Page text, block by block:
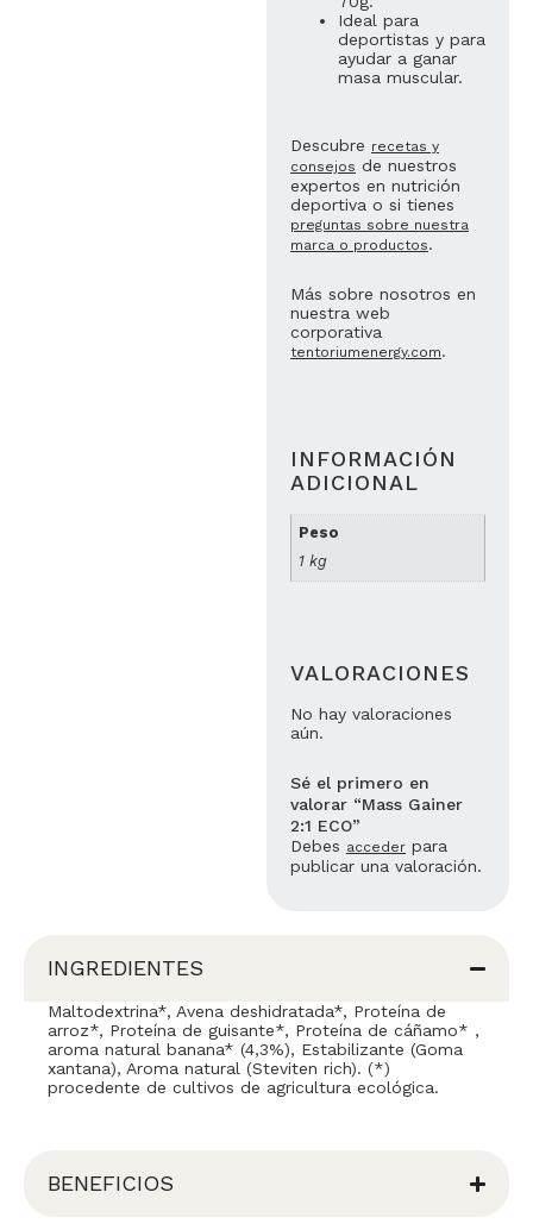
Ideal para
deportistas y para
ayudar a ganar
masa muscular.
Descubre recetas y
consejos de nuestros
expertos en nutrición
deportiva o si tienes
preguntas sobre nuestra
marca o productos.
Más sobre nosotros en
nuestra web
corporativa
tentoriumenergy.com.
INFORMACIÓN
ADICIONAL
Peso
1 kg
VALORACIONES
No hay valoraciones
aún.
Sé el primero en
valorar “Mass Gainer
2:1 ECO”
Debes acceder para
publicar una valoración.
INGREDIENTES
Maltodextrina*, Avena deshidratada*, Proteína de
arroz*, Proteína de guisante*, Proteína de cáñamo* ,
aroma natural banana* (4,3%), Estabilizante (Goma
xantana), Aroma natural (Steviten rich). (*)
procedente de cultivos de agricultura ecológica.
BENEFICIOS